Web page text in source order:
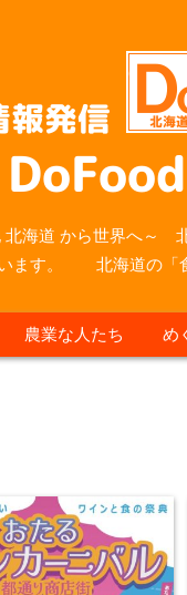
北海道 から世界へ～
ます。 北海道の「
農業な人たち め